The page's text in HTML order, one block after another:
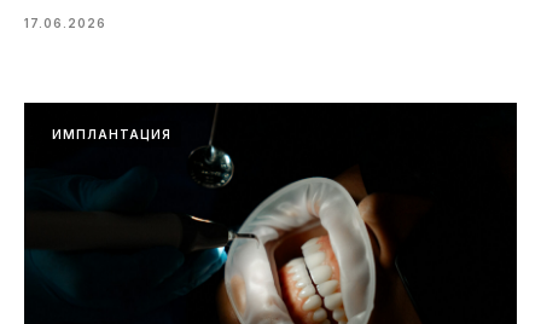
17.06.2026
ИМПЛАНТАЦИЯ